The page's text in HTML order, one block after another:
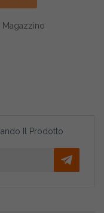
Magazzino
Il Prodotto